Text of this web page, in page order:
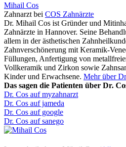
Mihail Cos
Zahnarzt bei COS Zahnärzte
Dr. Mihail Cos ist Gründer und
Zahnärzte in Hannover. Seine
allem in der ästhetischen
Zahnverschönerung mit Keramik-
Füllungen, Anfertigung von
Vollkeramik und Zirkon sowie
Kinder und Erwachsene. Mehr über
Das sagen die Patienten über Dr.
Dr. Cos auf myzahnarzt
Dr. Cos auf jameda
Dr. Cos auf google
Dr. Cos auf sanego